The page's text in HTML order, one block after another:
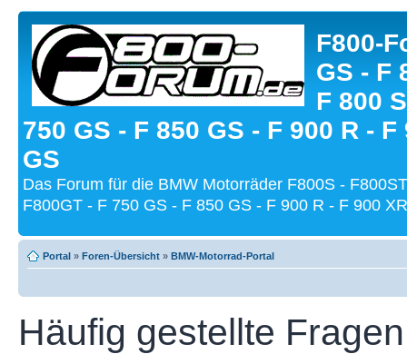
F800-
GS - F
F 800
750 GS - F 850 GS - F 900 R - F
GS
Das Forum für die BMW Motorräder F800S -
F800GT - F 750 GS - F 850 GS - F 900 R - F 900
Portal » Foren-Übersicht » BMW-Motorrad-Portal
Häufig gestellte Fragen